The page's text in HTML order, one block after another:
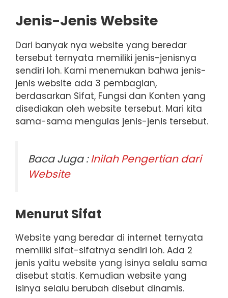
Jenis-Jenis Website
Dari banyak nya website yang beredar
tersebut ternyata memiliki jenis-jenisnya
sendiri loh. Kami menemukan bahwa jenis-
jenis website ada 3 pembagian,
berdasarkan Sifat, Fungsi dan Konten yang
disediakan oleh website tersebut. Mari kita
sama-sama mengulas jenis-jenis tersebut.
Baca Juga :Inilah Pengertian dari
Website
Menurut Sifat
Website yang beredar di internet ternyata
memiliki sifat-sifatnya sendiri loh. Ada 2
jenis yaitu website yang isinya selalu sama
disebut statis. Kemudian website yang
isinya selalu berubah disebut dinamis.